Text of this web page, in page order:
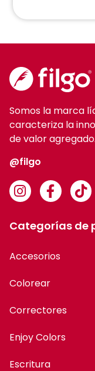
Somos la marca
caracteriza la
de valor agregado.
@filgo
Categorías de
Accesorios
Colorear
Correctores
Enjoy Colors
Escritura